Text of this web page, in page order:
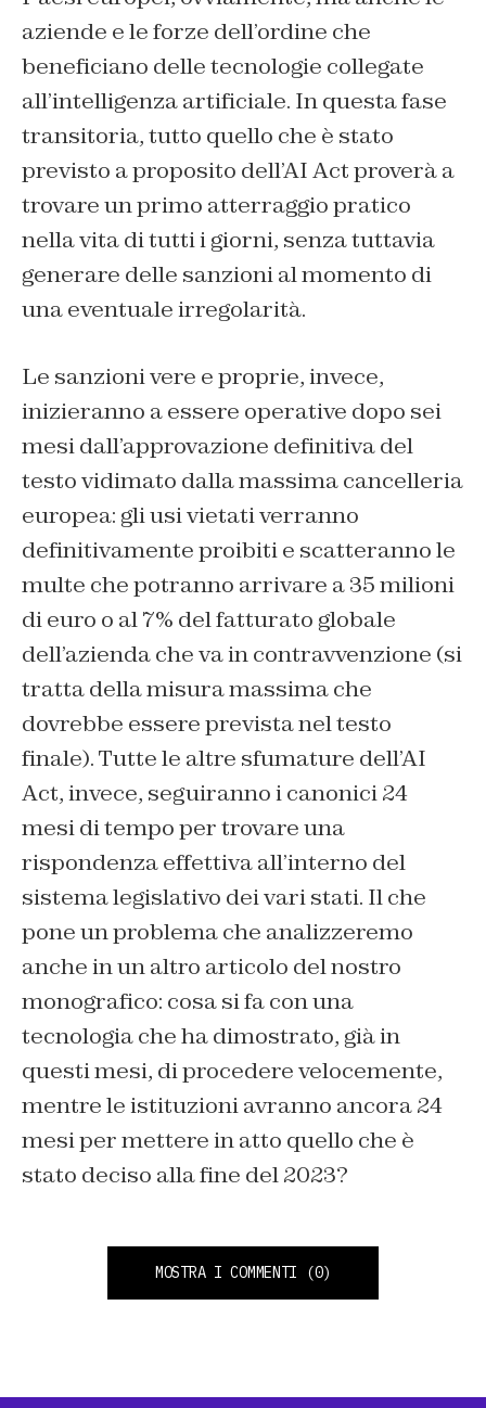
aziende e le forze dell’ordine che
beneficiano delle tecnologie collegate
all’intelligenza artificiale. In questa fase
transitoria, tutto quello che è stato
previsto a proposito dell’AI Act proverà a
trovare un primo atterraggio pratico
nella vita di tutti i giorni, senza tuttavia
generare delle sanzioni al momento di
una eventuale irregolarità.
Le sanzioni vere e proprie, invece,
inizieranno a essere operative dopo sei
mesi dall’approvazione definitiva del
testo vidimato dalla massima cancelleria
europea: gli usi vietati verranno
definitivamente proibiti e scatteranno le
multe che potranno arrivare a 35 milioni
di euro o al 7% del fatturato globale
dell’azienda che va in contravvenzione (si
tratta della misura massima che
dovrebbe essere prevista nel testo
finale). Tutte le altre sfumature dell’AI
Act, invece, seguiranno i canonici 24
mesi di tempo per trovare una
rispondenza effettiva all’interno del
sistema legislativo dei vari stati. Il che
pone un problema che analizzeremo
anche in un altro articolo del nostro
monografico: cosa si fa con una
tecnologia che ha dimostrato, già in
questi mesi, di procedere velocemente,
mentre le istituzioni avranno ancora 24
mesi per mettere in atto quello che è
stato deciso alla fine del 2023?
MOSTRA I COMMENTI (0)